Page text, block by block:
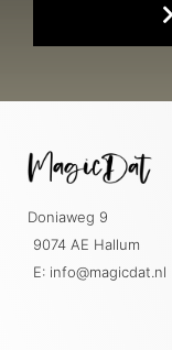
Doniaweg 9
9074 AE Hallum
E: info@magicdat.nl